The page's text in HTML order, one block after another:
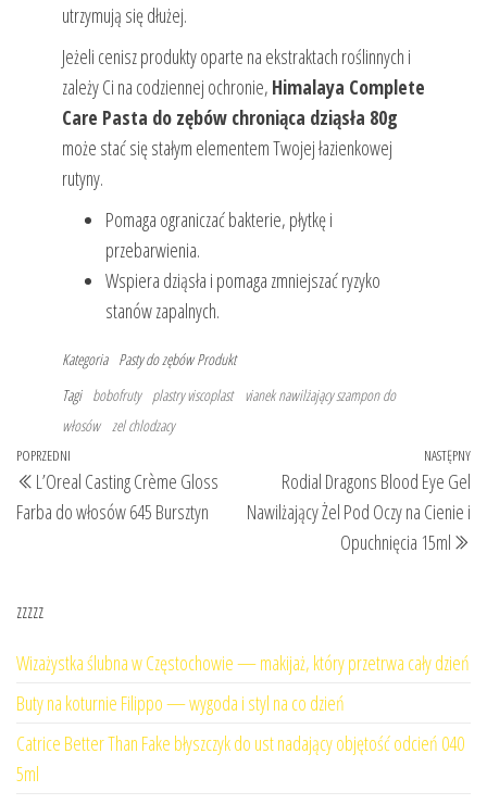
utrzymują się dłużej.
Jeżeli cenisz produkty oparte na ekstraktach roślinnych i
zależy Ci na codziennej ochronie, Himalaya Complete
Care Pasta do zębów chroniąca dziąsła 80g
może stać się stałym elementem Twojej łazienkowej
rutyny.
Pomaga ograniczać bakterie, płytkę i
przebarwienia.
Wspiera dziąsła i pomaga zmniejszać ryzyko
stanów zapalnych.
Kategoria Pasty do zębów Produkt
Tagi bobofruty plastry viscoplast
vianek nawilżający szampon do
włosów zel chlodzacy
Nawigacja
wpisu
Poprzedni
wpis
POPRZEDNI
L’Oreal Casting Crème Gloss
Farba do włosów 645 Bursztyn
NASTĘPNY
Rodial Dragons Blood Eye Gel
Nawilżający Żel Pod Oczy na Cienie i
Opuchnięcia 15ml
zzzzz
Wizażystka ślubna w Częstochowie — makijaż, który przetrwa cały dzień
Buty na koturnie Filippo — wygoda i styl na co dzień
Catrice Better Than Fake błyszczyk do ust nadający objętość odcień 040
5ml